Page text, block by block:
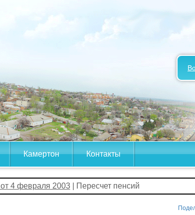
Камертон Контакты
4 февраля 2003| Пересчет пенсий